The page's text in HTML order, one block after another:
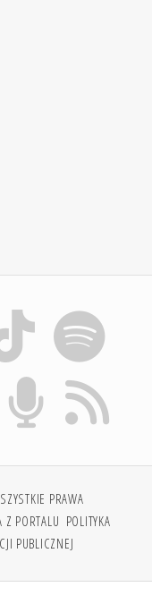
PRAWA
Z PORTALU POLITYKA
PUBLICZNEJ